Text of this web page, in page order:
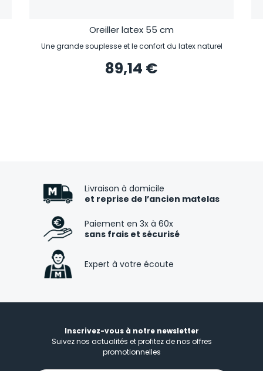
Oreiller latex 55 cm
Une grande souplesse et le confort du latex naturel
89,14 €
Livraison à domicile
et reprise de l’ancien matelas
Paiement en 3x à 60x
sans frais et sécurisé
Expert à votre écoute
Inscrivez-vous à notre newsletter
Suivez nos actualités et profitez de nos offres
promotionnelles